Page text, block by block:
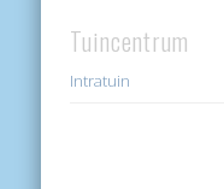
Tuincentrum
Intratuin